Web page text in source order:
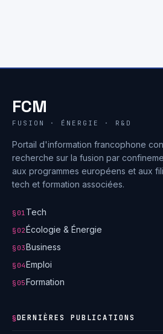
FCM
FUSION · ÉNERGIE · R&D
Portail d'information francophone
recherche sur la fusion par
aux programmes européens et aux
tech et formation associées.
§01 Tech
§02Écologie & Énergie
§03Business
§04Emploi
§05Formation
§DERNIÈRES PUBLICATIONS